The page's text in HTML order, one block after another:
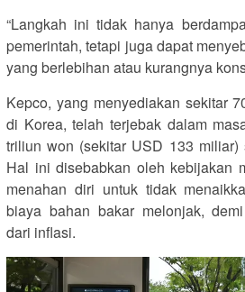
“Langkah ini tidak hanya
pemerintah, tetapi juga dapat
yang berlebihan atau kurangnya
Kepco, yang menyediakan sekitar
di Korea, telah terjebak dalam
triliun won (sekitar USD 133 miliar)
Hal ini disebabkan oleh kebijakan
menahan diri untuk tidak
biaya bahan bakar melonjak,
dari inflasi.